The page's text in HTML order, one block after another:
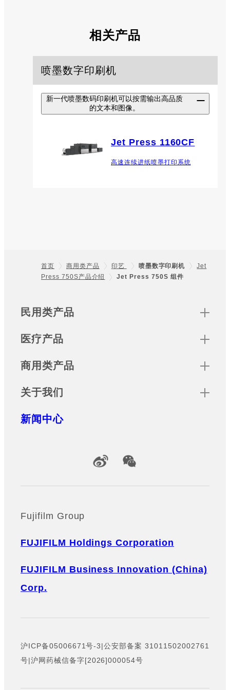
相关产品
喷墨数字印刷机
新一代喷墨数码印刷机可以按需输出高品质
的文本和图像。
Jet Press 1160CF
高速连续进纸喷墨打印系统
Footer
首页 商用类产品 印艺 喷墨数字印刷机
Jet
Press 750S产品介绍
Jet Press 750S 组件
Sitemap
民用类产品
医疗产品
商用类产品
关于我们
新闻中心
Official Social Media Accounts
Fujifilm Group
FUJIFILM Holdings Corporation
FUJIFILM Business Innovation (China)
Corp.
沪ICP备05006671号-3|公安部备案 31011502002761
号|沪网药械信备字[2026]000054号